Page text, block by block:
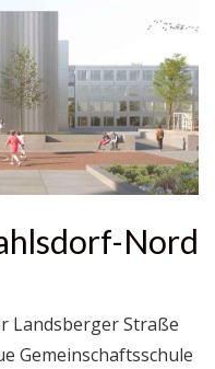
Nord
Landsberger Straße
Gemeinschaftsschule